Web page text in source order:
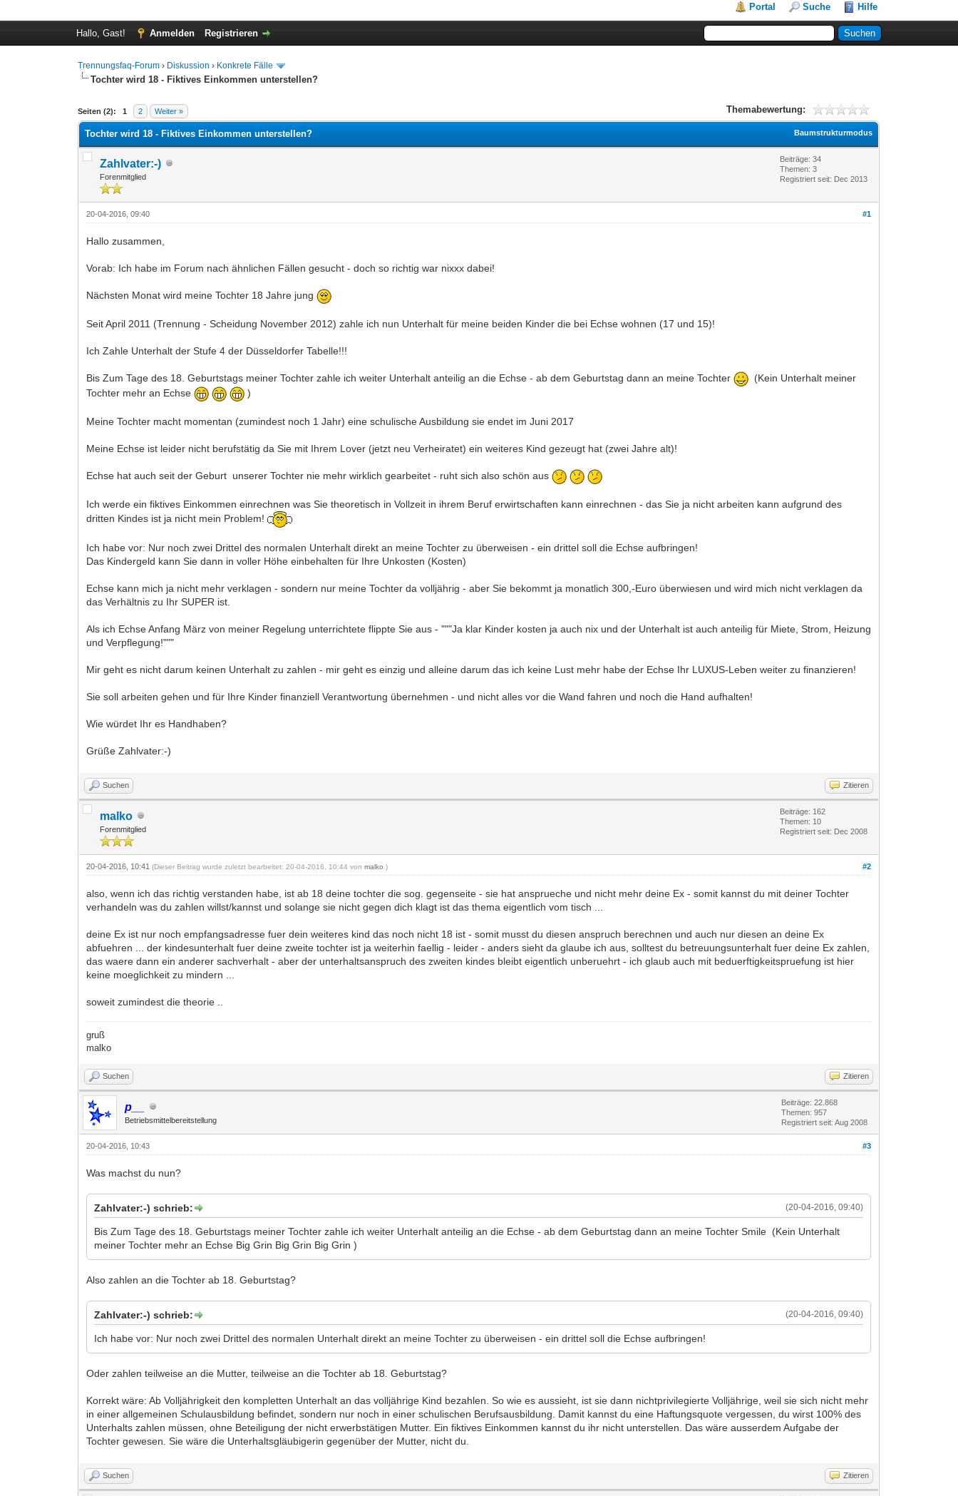
Portal Suche Hilfe
Hallo, Gast! Anmelden Registrieren
Trennungsfaq-Forum › Diskussion › Konkrete Fälle
Tochter wird 18 - Fiktives Einkommen unterstellen?
Seiten (2): 1 2 Weiter » Themabewertung:
0 Bewertung(en) - 0 im Durchschnitt
1
2
3
4
5
Baumstrukturmodus
Tochter wird 18 - Fiktives Einkommen unterstellen?
Zahlvater:-)
Forenmitglied
Beiträge: 34
Themen: 3
Registriert seit: Dec 2013
#1
20-04-2016, 09:40
Hallo zusammen,
Vorab: Ich habe im Forum nach ähnlichen Fällen gesucht - doch so richtig war nixxx dabei!
Nächsten Monat wird meine Tochter 18 Jahre jung
Seit April 2011 (Trennung - Scheidung November 2012) zahle ich nun Unterhalt für meine beiden Kinder die bei Echse wohnen (17 und 15)!
Ich Zahle Unterhalt der Stufe 4 der Düsseldorfer Tabelle!!!
Bis Zum Tage des 18. Geburtstags meiner Tochter zahle ich weiter Unterhalt anteilig an die Echse - ab dem Geburtstag dann an meine Tochter
(Kein Unterhalt meiner
Tochter mehr an Echse
)
Meine Tochter macht momentan (zumindest noch 1 Jahr) eine schulische Ausbildung sie endet im Juni 2017
Meine Echse ist leider nicht berufstätig da Sie mit Ihrem Lover (jetzt neu Verheiratet) ein weiteres Kind gezeugt hat (zwei Jahre alt)!
Echse hat auch seit der Geburt unserer Tochter nie mehr wirklich gearbeitet - ruht sich also schön aus
Ich werde ein fiktives Einkommen einrechnen was Sie theoretisch in Vollzeit in ihrem Beruf erwirtschaften kann einrechnen - das Sie ja nicht arbeiten kann aufgrund des
dritten Kindes ist ja nicht mein Problem!
Ich habe vor: Nur noch zwei Drittel des normalen Unterhalt direkt an meine Tochter zu überweisen - ein drittel soll die Echse aufbringen!
Das Kindergeld kann Sie dann in voller Höhe einbehalten für Ihre Unkosten (Kosten)
Echse kann mich ja nicht mehr verklagen - sondern nur meine Tochter da volljährig - aber Sie bekommt ja monatlich 300,-Euro überwiesen und wird mich nicht verklagen da
das Verhältnis zu Ihr SUPER ist.
Als ich Echse Anfang März von meiner Regelung unterrichtete flippte Sie aus - """Ja klar Kinder kosten ja auch nix und der Unterhalt ist auch anteilig für Miete, Strom, Heizung
und Verpflegung!"""
Mir geht es nicht darum keinen Unterhalt zu zahlen - mir geht es einzig und alleine darum das ich keine Lust mehr habe der Echse Ihr LUXUS-Leben weiter zu finanzieren!
Sie soll arbeiten gehen und für Ihre Kinder finanziell Verantwortung übernehmen - und nicht alles vor die Wand fahren und noch die Hand aufhalten!
Wie würdet Ihr es Handhaben?
Grüße Zahlvater:-)
Suchen Zitieren
malko
Forenmitglied
Beiträge: 162
Themen: 10
Registriert seit: Dec 2008
#2
20-04-2016, 10:41(Dieser Beitrag wurde zuletzt bearbeitet: 20-04-2016, 10:44 vonmalko .)
also, wenn ich das richtig verstanden habe, ist ab 18 deine tochter die sog. gegenseite - sie hat ansprueche und nicht mehr deine Ex - somit kannst du mit deiner Tochter
verhandeln was du zahlen willst/kannst und solange sie nicht gegen dich klagt ist das thema eigentlich vom tisch ...
deine Ex ist nur noch empfangsadresse fuer dein weiteres kind das noch nicht 18 ist - somit musst du diesen anspruch berechnen und auch nur diesen an deine Ex
abfuehren ... der kindesunterhalt fuer deine zweite tochter ist ja weiterhin faellig - leider - anders sieht da glaube ich aus, solltest du betreuungsunterhalt fuer deine Ex zahlen,
das waere dann ein anderer sachverhalt - aber der unterhaltsanspruch des zweiten kindes bleibt eigentlich unberuehrt - ich glaub auch mit beduerftigkeitspruefung ist hier
keine moeglichkeit zu mindern ...
soweit zumindest die theorie ..
gruß
malko
Suchen Zitieren
p__
Betriebsmittelbereitstellung
Beiträge: 22.868
Themen: 957
Registriert seit: Aug 2008
#3
20-04-2016, 10:43
Was machst du nun?
(20-04-2016, 09:40)
Zahlvater:-) schrieb:
Bis Zum Tage des 18. Geburtstags meiner Tochter zahle ich weiter Unterhalt anteilig an die Echse - ab dem Geburtstag dann an meine Tochter Smile (Kein Unterhalt
meiner Tochter mehr an Echse Big Grin Big Grin Big Grin )
Also zahlen an die Tochter ab 18. Geburtstag?
(20-04-2016, 09:40)
Zahlvater:-) schrieb:
Ich habe vor: Nur noch zwei Drittel des normalen Unterhalt direkt an meine Tochter zu überweisen - ein drittel soll die Echse aufbringen!
Oder zahlen teilweise an die Mutter, teilweise an die Tochter ab 18. Geburtstag?
Korrekt wäre: Ab Volljährigkeit den kompletten Unterhalt an das volljährige Kind bezahlen. So wie es aussieht, ist sie dann nichtprivilegierte Volljährige, weil sie sich nicht mehr
in einer allgemeinen Schulausbildung befindet, sondern nur noch in einer schulischen Berufsausbildung. Damit kannst du eine Haftungsquote vergessen, du wirst 100% des
Unterhalts zahlen müssen, ohne Beteiligung der nicht erwerbstätigen Mutter. Ein fiktives Einkommen kannst du ihr nicht unterstellen. Das wäre ausserdem Aufgabe der
Tochter gewesen. Sie wäre die Unterhaltsgläubigerin gegenüber der Mutter, nicht du.
Suchen Zitieren